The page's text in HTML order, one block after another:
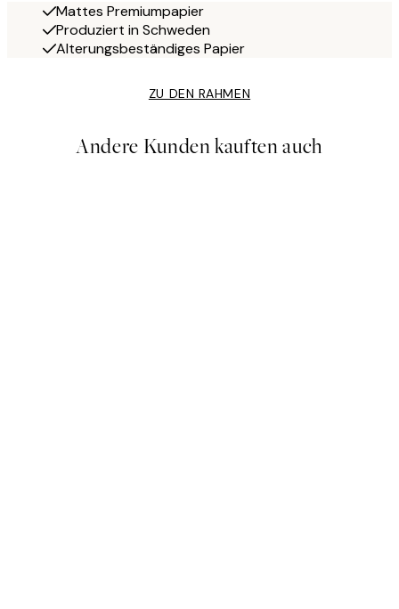
Mattes Premiumpapier
Produziert in Schweden
Alterungsbeständiges Papier
ZU DEN RAHMEN
Andere Kunden kauften auch